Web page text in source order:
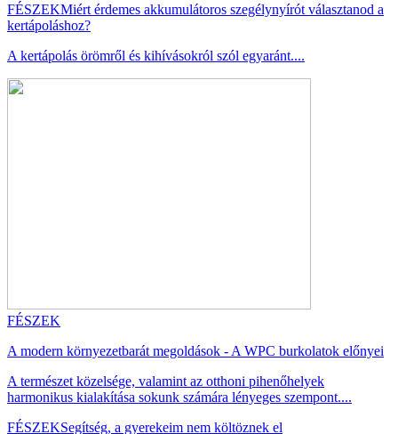
FÉSZEKMiért érdemes akkumulátoros szegélynyírót választanod a
kertápoláshoz?
A kertápolás örömről és kihívásokról szól egyaránt....
FÉSZEK
A modern környezetbarát megoldások - A WPC burkolatok előnyei
A természet közelsége, valamint az otthoni pihenőhelyek
harmonikus kialakítása sokunk számára lényeges szempont....
FÉSZEKSegítség, a gyerekeim nem költöznek el